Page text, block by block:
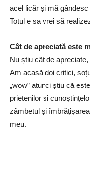
acel licăr și mă
Totul e sa vrei să
Cât de apreciată este
Nu știu cât de
Am acasă doi critici,
„wow” atunci știu că
prietenilor și
zâmbetul și
meu.